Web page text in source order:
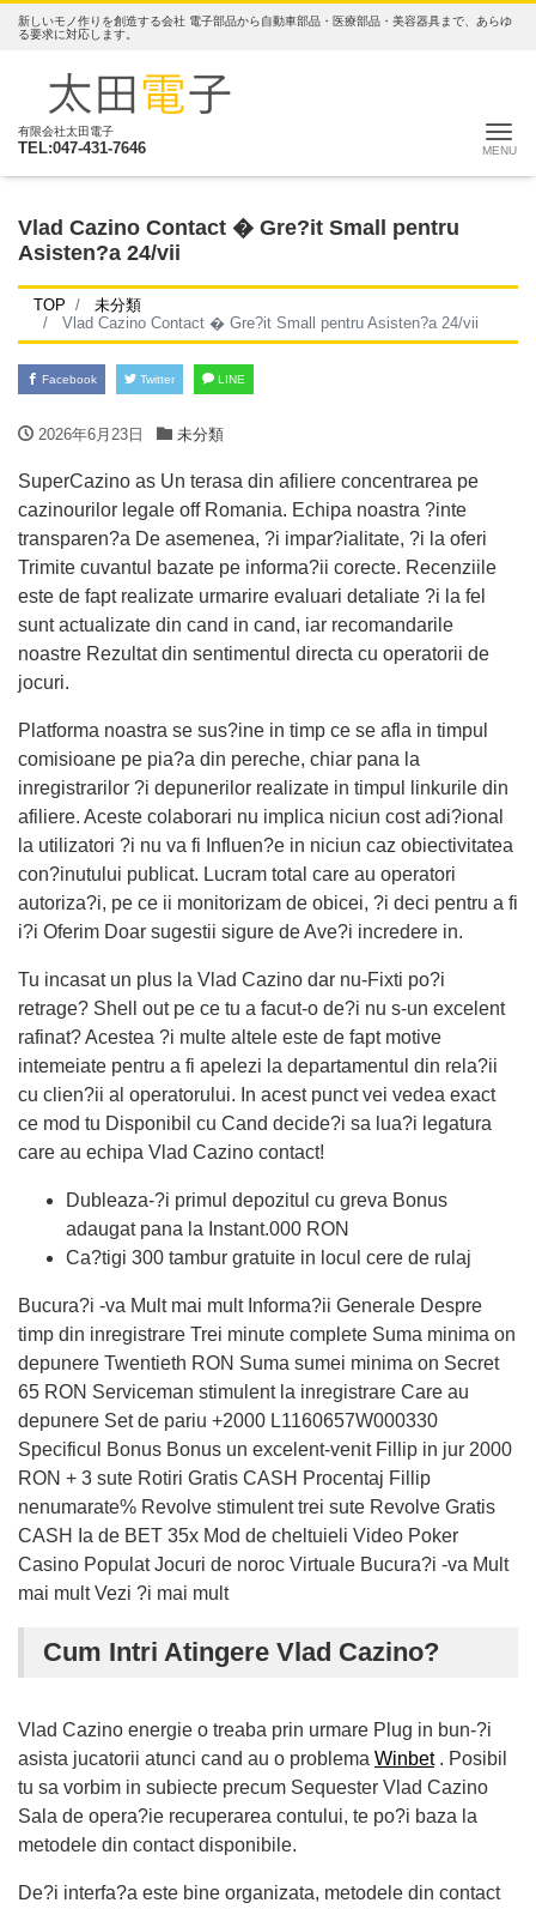
新しいモノ作りを創造する会社 電子部品から自動車部品・医療部品・美容器具まで、あらゆ
る要求に対応します。
有限会社太田電子
TEL:047-431-7646 ナ
Vlad Cazino Contact � Gre?it Small pentru
Asisten?a 24/vii
TOP
未分類
Vlad Cazino Contact � Gre?it Small pentru Asisten?a 24/vii
Facebook Twitter LINE
2026年6月23日 未分類
SuperCazino as Un terasa din afiliere concentrarea pe
cazinourilor legale off Romania. Echipa noastra ?inte
transparen?a De asemenea, ?i impar?ialitate, ?i la oferi
Trimite cuvantul bazate pe informa?ii corecte. Recenziile
este de fapt realizate urmarire evaluari detaliate ?i la fel
sunt actualizate din cand in cand, iar recomandarile
noastre Rezultat din sentimentul directa cu operatorii de
jocuri.
Platforma noastra se sus?ine in timp ce se afla in timpul
comisioane pe pia?a din pereche, chiar pana la
inregistrarilor ?i depunerilor realizate in timpul linkurile din
afiliere. Aceste colaborari nu implica niciun cost adi?ional
la utilizatori ?i nu va fi Influen?e in niciun caz obiectivitatea
con?inutului publicat. Lucram total care au operatori
autoriza?i, pe ce ii monitorizam de obicei, ?i deci pentru a fi
i?i Oferim Doar sugestii sigure de Ave?i incredere in.
Tu incasat un plus la Vlad Cazino dar nu-Fixti po?i
retrage? Shell out pe ce tu a facut-o de?i nu s-un excelent
rafinat? Acestea ?i multe altele este de fapt motive
intemeiate pentru a fi apelezi la departamentul din rela?ii
cu clien?ii al operatorului. In acest punct vei vedea exact
ce mod tu Disponibil cu Cand decide?i sa lua?i legatura
care au echipa Vlad Cazino contact!
Dubleaza-?i primul depozitul cu greva Bonus
adaugat pana la Instant.000 RON
Ca?tigi 300 tambur gratuite in locul cere de rulaj
Bucura?i -va Mult mai mult Informa?ii Generale Despre
timp din inregistrare Trei minute complete Suma minima on
depunere Twentieth RON Suma sumei minima on Secret
65 RON Serviceman stimulent la inregistrare Care au
depunere Set de pariu +2000 L1160657W000330
Specificul Bonus Bonus un excelent-venit Fillip in jur 2000
RON + 3 sute Rotiri Gratis CASH Procentaj Fillip
nenumarate% Revolve stimulent trei sute Revolve Gratis
CASH Ia de BET 35x Mod de cheltuieli Video Poker
Casino Populat Jocuri de noroc Virtuale Bucura?i -va Mult
mai mult Vezi ?i mai mult
Cum Intri Atingere Vlad Cazino?
Vlad Cazino energie o treaba prin urmare Plug in bun-?i
asista jucatorii atunci cand au o problema Winbet. Posibil
tu sa vorbim in subiecte precum Sequester Vlad Cazino
Sala de opera?ie recuperarea contului, te po?i baza la
metodele din contact disponibile.
De?i interfa?a este bine organizata, metodele din contact